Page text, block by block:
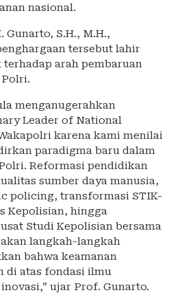
nasional.
S.H., M.H.,
tersebut lahir
arah pembaruan
menganugerahkan
Leader of National
karena kami menilai
paradigma baru dalam
Reformasi pendidikan
sumber daya manusia,
policing, transformasi STIK-
Kepolisian, hingga
Studi Kepolisian bersama
langkah-langkah
bahwa keamanan
di atas fondasi ilmu
ujar Prof. Gunarto.